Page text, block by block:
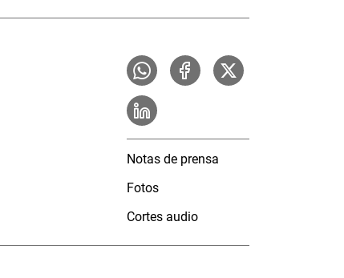
Notas de prensa
Fotos
Cortes audio